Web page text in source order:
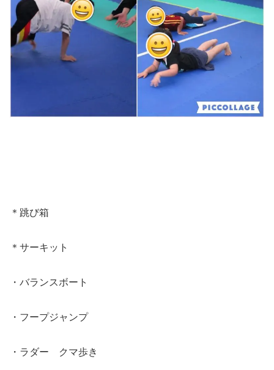
＊跳び箱
＊サーキット
・バランスボート
・フープジャンプ
・ラダー クマ歩き